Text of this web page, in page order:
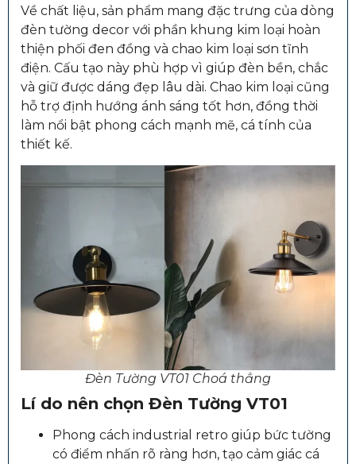
Về chất liệu, sản phẩm mang đặc trưng của dòng
đèn tường decor với phần khung kim loại hoàn
thiện phối đen đồng và chao kim loại sơn tĩnh
điện. Cấu tạo này phù hợp vì giúp đèn bền, chắc
và giữ được dáng đẹp lâu dài. Chao kim loại cũng
hỗ trợ định hướng ánh sáng tốt hơn, đồng thời
làm nổi bật phong cách mạnh mẽ, cá tính của
thiết kế.
Đèn Tường VT01 Choá thẳng
Lí do nên chọn Đèn Tường VT01
Phong cách industrial retro giúp bức tường
có điểm nhấn rõ ràng hơn, tạo cảm giác cá